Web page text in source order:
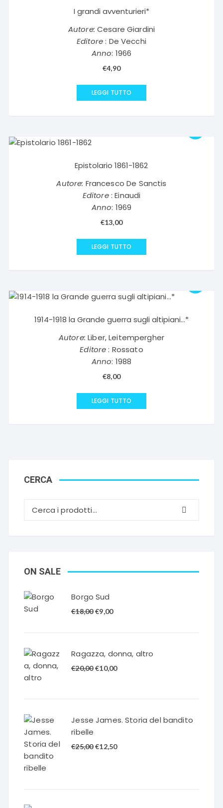
I grandi avventurieri*
Autore: Cesare Giardini
Editore: De Vecchi
Anno: 1966
€4,90
LEGGI TUTTO
Epistolario 1861-1862
Autore: Francesco De Sanctis
Editore: Einaudi
Anno: 1969
€13,00
LEGGI TUTTO
1914-1918 la Grande guerra sugli altipiani…*
Autore: Liber, Leitempergher
Editore: Rossato
Anno: 1988
€8,00
LEGGI TUTTO
CERCA
ON SALE
Borgo Sud
€18,00 Il
€18,00.
€9,00Il
€9,00.
Ragazza, donna, altro
€20,00 Il
€20,00.
€10,00Il
€10,00.
Jesse James. Storia del bandito
ribelle
€25,00 Il
€12,50Il